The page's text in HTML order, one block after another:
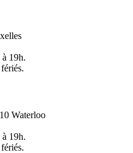
19h.
Waterloo
19h.